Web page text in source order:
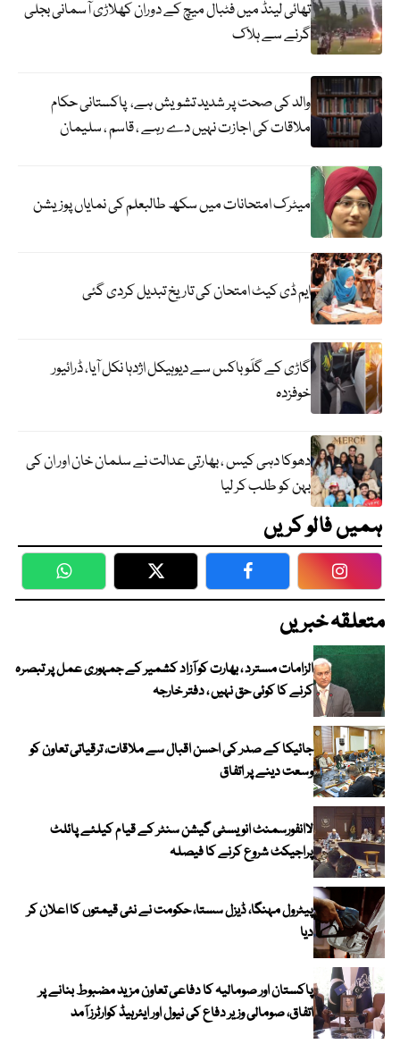
تھائی لینڈ میں فٹبال میچ کے دوران کھلاڑی آسمانی بجلی
گرنے سے ہلاک
والد کی صحت پر شدید تشویش ہے، پاکستانی حکام
ملاقات کی اجازت نہیں دے رہے ، قاسم ، سلیمان
میٹرک امتحانات میں سکھ طالبعلم کی نمایاں پوزیشن
ایم ڈی کیٹ امتحان کی تاریخ تبدیل کردی گئی
گاڑی کے گلَو باکس سے دیوہیکل اژدہا نکل آیا، ڈرائیور
خوفزدہ
دھوکا دہی کیس ، بھارتی عدالت نے سلمان خان اور ان کی
بہن کو طلب کر لیا
ہمیں فالو کریں
WhatsApp Twitter Facebook
متعلقہ خبریں
الزامات مسترد ، بھارت کو آزاد کشمیر کے جمہوری عمل پر تبصرہ
کرنے کا کوئی حق نہیں ، دفتر خارجہ
جائیکا کے صدر کی احسن اقبال سے ملاقات، ترقیاتی تعاون کو
وسعت دینے پر اتفاق
لاانفورسمنٹ انویسٹی گیشن سنٹر کے قیام کیلئے پائلٹ
پراجیکٹ شروع کرنے کا فیصلہ
پیٹرول مہنگا، ڈیزل سستا، حکومت نے نئی قیمتوں کا اعلان کر
دیا
پاکستان اور صومالیہ کا دفاعی تعاون مزید مضبوط بنانے پر
اتفاق، صومالی وزیر دفاع کی نیول اور ایئرہیڈ کوارٹرز آمد